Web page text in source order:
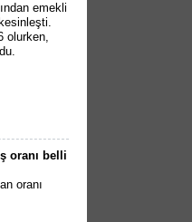
emekli
olurken,
oranı belli
oranı